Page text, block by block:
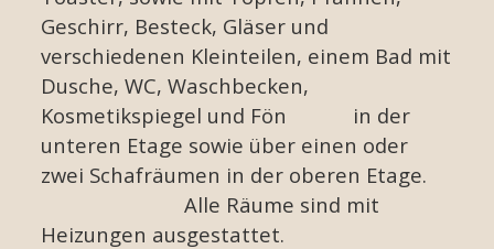
Geschirr, Besteck, Gläser und
verschiedenen Kleinteilen, einem Bad mit
Dusche, WC, Waschbecken,
Kosmetikspiegel und Fön in der
unteren Etage sowie über einen oder
zwei Schafräumen in der oberen Etage.
Alle Räume sind mit
Heizungen ausgestattet.